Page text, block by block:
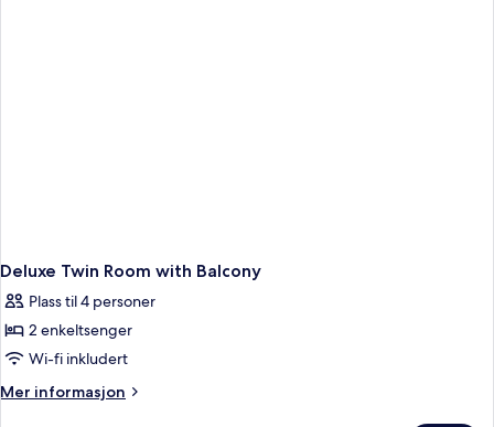
Deluxe Twin Room with Balcony
Plass til 4 personer
2 enkeltsenger
Wi-fi inkludert
Mer informasjon
Mer